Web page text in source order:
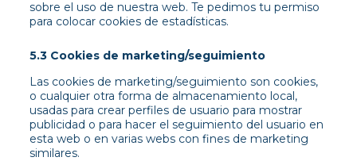
sobre el uso de nuestra web. Te pedimos tu permiso
para colocar cookies de estadísticas.
5.3 Cookies de marketing/seguimiento
Las cookies de marketing/seguimiento son cookies,
o cualquier otra forma de almacenamiento local,
usadas para crear perfiles de usuario para mostrar
publicidad o para hacer el seguimiento del usuario en
esta web o en varias webs con fines de marketing
similares.